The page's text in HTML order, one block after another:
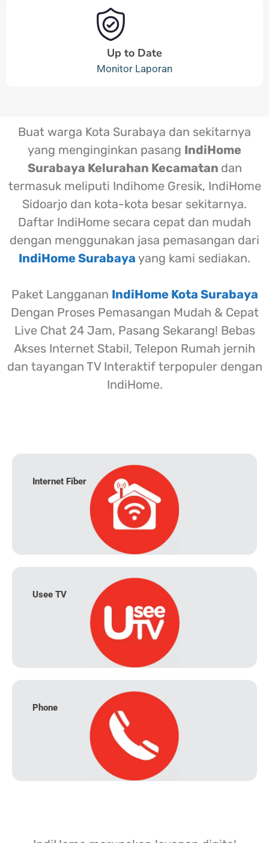
Up to Date
Monitor Laporan
Buat warga Kota Surabaya dan sekitarnya
yang menginginkan pasang IndiHome
Surabaya Kelurahan Kecamatan dan
termasuk meliputi Indihome Gresik, IndiHome
Sidoarjo dan kota-kota besar sekitarnya.
Daftar IndiHome secara cepat dan mudah
dengan menggunakan jasa pemasangan dari
IndiHome Surabaya yang kami sediakan.
Paket Langganan IndiHome Kota Surabaya
Dengan Proses Pemasangan Mudah & Cepat
Live Chat 24 Jam, Pasang Sekarang! Bebas
Akses Internet Stabil, Telepon Rumah jernih
dan tayangan TV Interaktif terpopuler dengan
IndiHome.
Internet Fiber
Usee TV
Phone